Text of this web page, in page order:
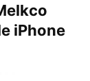
iPhone